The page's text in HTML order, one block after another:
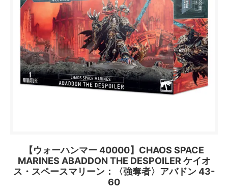
【ウォーハンマー 40000】CHAOS SPACE
MARINES ABADDON THE DESPOILER ケイオ
ス・スペースマリーン：〈強奪者〉アバドン 43-
60